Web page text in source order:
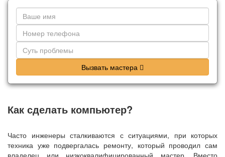
Вызвать мастера
Как сделать компьютер?
Часто инженеры сталкиваются с ситуациями, при которых
техника уже подвергалась ремонту, который проводил сам